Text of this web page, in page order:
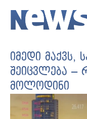
იმედი მაქვს,
შეიცვლება –
მოლოდინი